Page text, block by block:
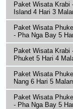
Paket Wisata Krabi
Island 4 Hari 3
Paket Wisata
- Pha Nga Bay 5
Paket Wisata Krabi
Phuket 5 Hari 4
Paket Wisata
Nang 6 Hari 5
Paket Wisata
- Pha Nga Bay 5